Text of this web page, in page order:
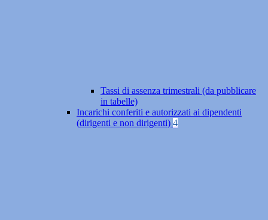
Tassi di assenza trimestrali (da pubblicare
in tabelle)
Incarichi conferiti e autorizzati ai dipendenti
(dirigenti e non dirigenti) 4